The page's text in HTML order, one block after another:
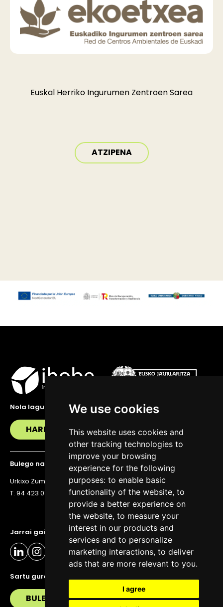
We use cookies
This website uses cookies and
other tracking technologies to
improve your browsing
experience for the following
purposes: to enable basic
functionality of the website, to
provide a better experience on
the website, to measure your
interest in our products and
services and to personalize
marketing interactions, to deliver
ads that are more relevant to you.
I agree
Euskal Herriko Ingurumen Zentroen Sarea
ATZIPENA
Jarrai gaitzazu eguneratuta egoteko
Sartu gure buletinera
BULETIN
Nola lagundu zaitzakegu?
HARREMANETAN JARRI
Bulego nagusia
Urkixo Zumarkalea 36, 6. solairua, 48011 Bilbo
T. 94 423 07 43